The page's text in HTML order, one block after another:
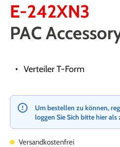
E-242XN3
PAC
Verteiler T-Form
Um bestellen zu können,
loggen Sie Sich bitte hier
Versandkostenfrei